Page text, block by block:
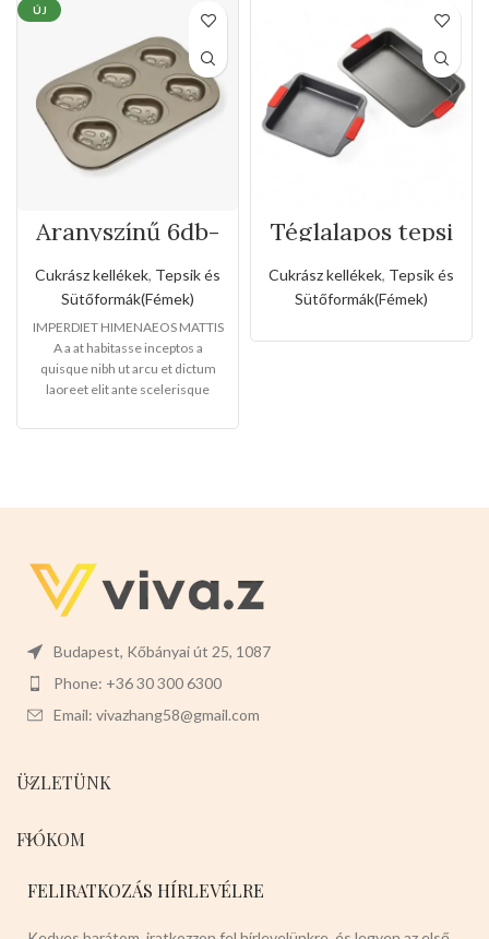
ÚJ
Aranyszínű 6db-
os nyuszi formájú
tepsi
Cukrász kellékek, Tepsik és
Sütőformák(Fémek)
IMPERDIET HIMENAEOS MATTIS
A a at habitasse inceptos a
quisque nibh ut arcu et dictum
laoreet elit ante scelerisque
Téglalapos tepsi
szilikon fogóval
Cukrász kellékek, Tepsik és
Sütőformák(Fémek)
Budapest, Kőbányai út 25, 1087
Phone: +36 30 300 6300
Email: vivazhang58@gmail.com
ÜZLETÜNK
FIÓKOM
FELIRATKOZÁS HÍRLEVÉLRE